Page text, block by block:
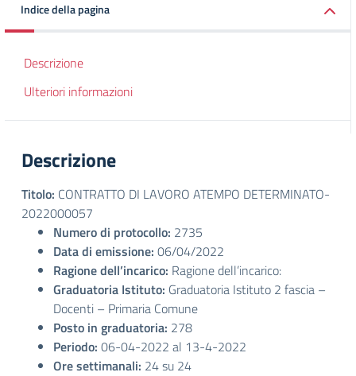
Indice della pagina
Descrizione
Ulteriori informazioni
Descrizione
Titolo: CONTRATTO DI LAVORO ATEMPO DETERMINATO-
2022000057
Numero di protocollo: 2735
Data di emissione: 06/04/2022
Ragione dell’incarico: Ragione dell’incarico:
Graduatoria Istituto: Graduatoria Istituto 2 fascia –
Docenti – Primaria Comune
Posto in graduatoria: 278
Periodo: 06-04-2022 al 13-4-2022
Ore settimanali: 24 su 24